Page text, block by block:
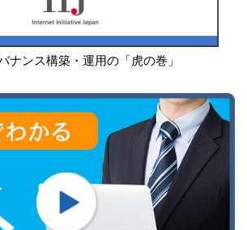
ナンス構築・運用の「虎の巻」